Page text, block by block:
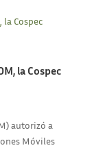
la Cospec
autorizó a
Móviles